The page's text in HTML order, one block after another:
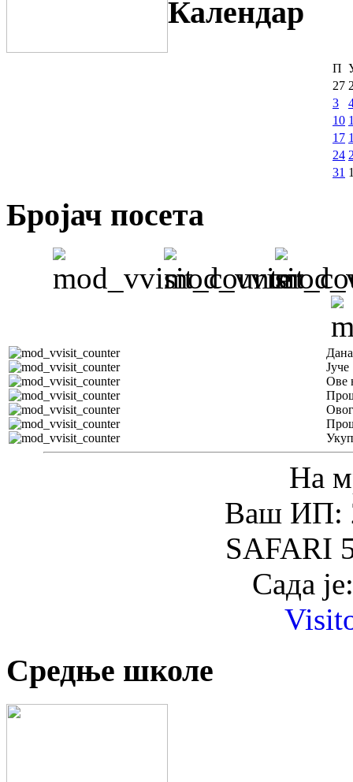
Календар
П
27
3
10
17
24
31
Бројач посета
Јуче
Ове
На
Ваш ИП:
SAFARI
Сада
Средње школе